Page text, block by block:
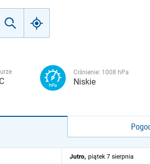
Ciśnienie: 1008 hPa
Niskie